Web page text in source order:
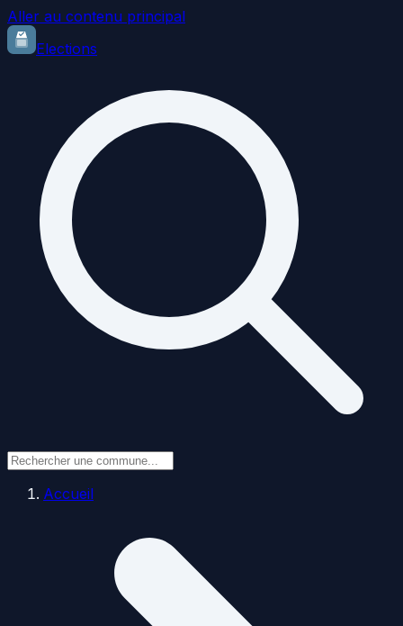
Aller au contenu principal
Elections
Accueil